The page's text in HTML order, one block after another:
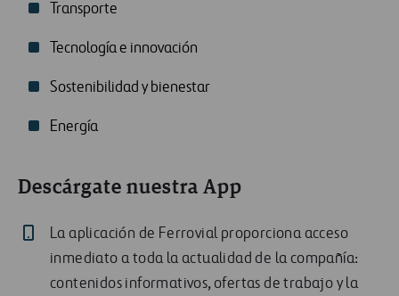
Transporte
Tecnología e innovación
Sostenibilidad y bienestar
Energía
Descárgate nuestra App
La aplicación de Ferrovial proporciona acceso
inmediato a toda la actualidad de la compañía:
contenidos informativos, ofertas de trabajo y la